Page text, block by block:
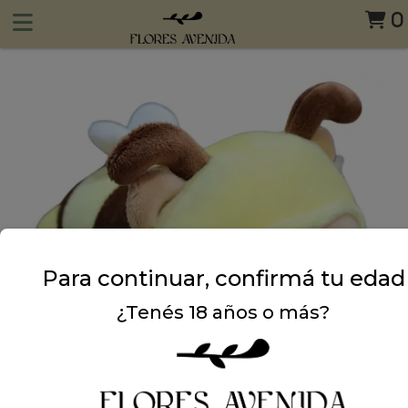
0
Para continuar, confirmá tu edad
¿Tenés 18 años o más?